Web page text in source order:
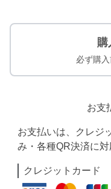
購
必ず購入
お支
お支払いは、クレジ
み・各種QR決済に対
クレジットカード